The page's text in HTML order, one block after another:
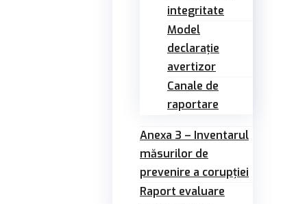
integritate
Model
declarație
avertizor
Canale de
raportare
Anexa 3 – Inventarul
măsurilor de
prevenire a corupției
Raport evaluare